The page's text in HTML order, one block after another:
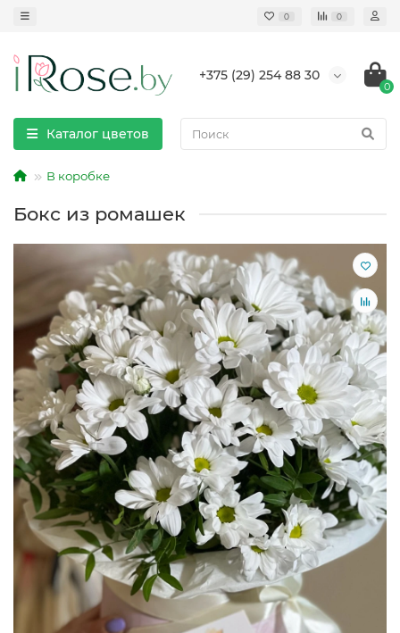
0 0
+375 (29) 254 88 30
0
Каталог цветов
В коробке
Бокс из ромашек